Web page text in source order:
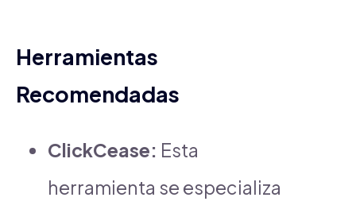
Herramientas
Recomendadas
ClickCease: Esta
herramienta se especializa